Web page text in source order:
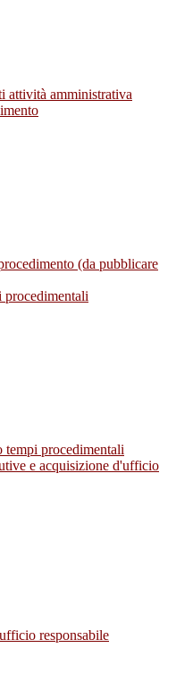
attività amministrativa
(da pubblicare
tempi procedimentali
e acquisizione d'ufficio
responsabile